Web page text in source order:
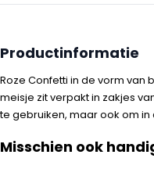
Productinformatie
Roze Confetti in de vorm van
meisje zit verpakt in zakjes
te gebruiken, maar ook om
Misschien ook